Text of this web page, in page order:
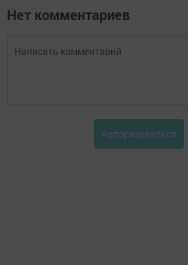
Нет комментариев
Авторизоваться